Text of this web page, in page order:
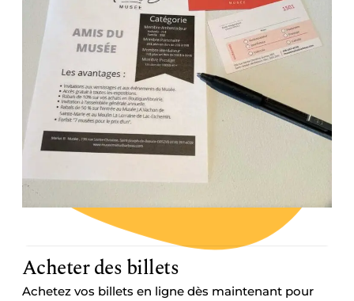
Acheter des billets
Achetez vos billets en ligne dès maintenant pour